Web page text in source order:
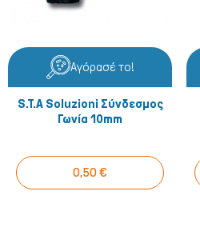
Αγόρασέ το!
S.T.A Soluzioni Σύνδεσμος
Γωνία 10mm
0,50 €